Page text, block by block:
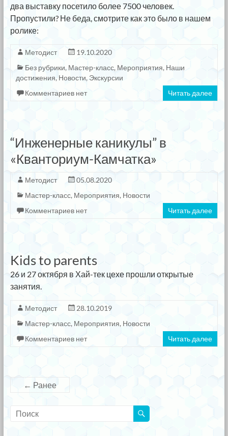
два выставку посетило более 7500 человек.
Пропустили? Не беда, смотрите как это было в нашем
ролике:
Методист
19.10.2020
Без рубрики, Мастер-класс, Мероприятия, Наши
достижения, Новости,Экскурсии
Комментариев нет
Читать далее
“Инженерные каникулы” в
«Кванториум-Камчатка»
Методист
05.08.2020
Мастер-класс, Мероприятия, Новости
Комментариев нет
Читать далее
Kids to parents
26 и 27 октября в Хай-тек цехе прошли открытые
занятия.
Методист
28.10.2019
Мастер-класс, Мероприятия, Новости
Комментариев нет
Читать далее
← Ранее